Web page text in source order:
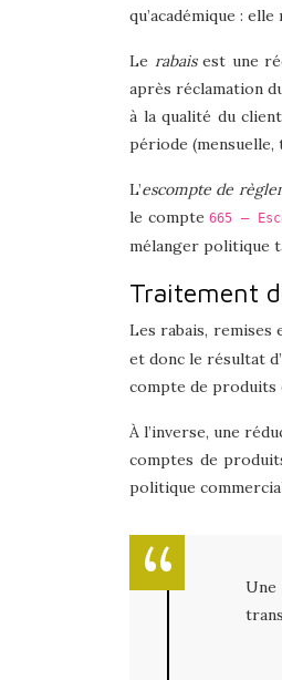
qu’académique :
Le rabaisest une
après réclamation
à la qualité du
période
L’escompte de
le compte665 –
mélanger politique
Traitement
Les rabais,
et donc le résultat
compte de produits
À l’inverse, une
comptes de
politique
Une